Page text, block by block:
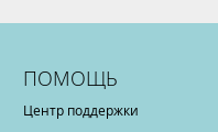
ПОМОЩЬ
Центр поддержки